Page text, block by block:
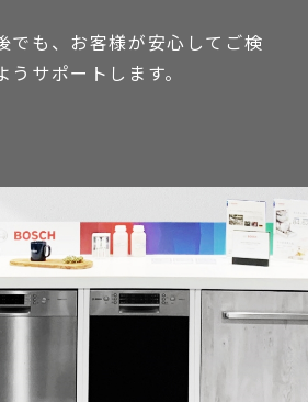
でも、お客様が安心してご検
サポートします。